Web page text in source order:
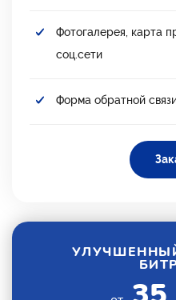
Фотогалерея, карта
соц.сети
Форма обратной